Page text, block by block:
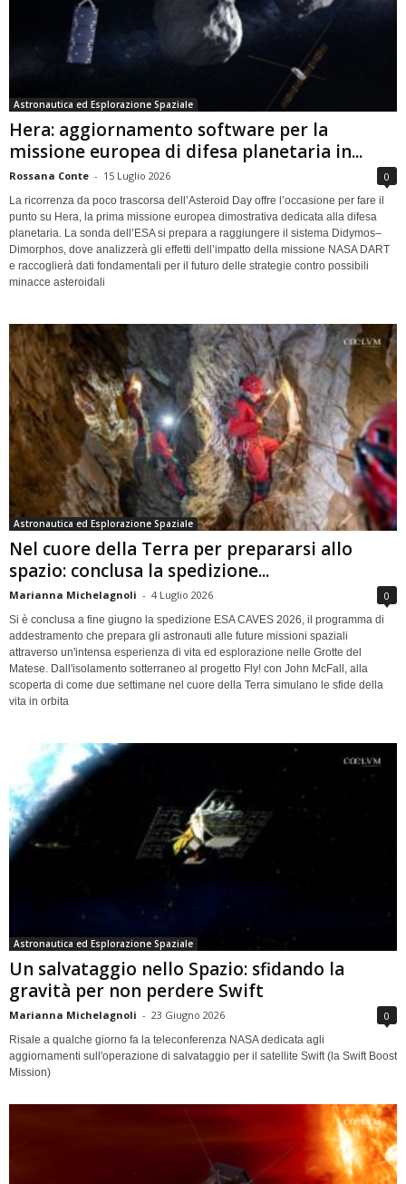
Astronautica ed Esplorazione Spaziale
Hera: aggiornamento software per la
missione europea di difesa planetaria in...
Rossana Conte - 15 Luglio 2026 0
La ricorrenza da poco trascorsa dell’Asteroid Day offre l’occasione per fare il
punto su Hera, la prima missione europea dimostrativa dedicata alla difesa
planetaria. La sonda dell’ESA si prepara a raggiungere il sistema Didymos–
Dimorphos, dove analizzerà gli effetti dell’impatto della missione NASA DART
e raccoglierà dati fondamentali per il futuro delle strategie contro possibili
minacce asteroidali
Astronautica ed Esplorazione Spaziale
Nel cuore della Terra per prepararsi allo
spazio: conclusa la spedizione...
Marianna Michelagnoli - 4 Luglio 2026 0
Si è conclusa a fine giugno la spedizione ESA CAVES 2026, il programma di
addestramento che prepara gli astronauti alle future missioni spaziali
attraverso un'intensa esperienza di vita ed esplorazione nelle Grotte del
Matese. Dall'isolamento sotterraneo al progetto Fly! con John McFall, alla
scoperta di come due settimane nel cuore della Terra simulano le sfide della
vita in orbita
Astronautica ed Esplorazione Spaziale
Un salvataggio nello Spazio: sfidando la
gravità per non perdere Swift
Marianna Michelagnoli - 23 Giugno 2026 0
Risale a qualche giorno fa la teleconferenza NASA dedicata agli
aggiornamenti sull'operazione di salvataggio per il satellite Swift (la Swift Boost
Mission)